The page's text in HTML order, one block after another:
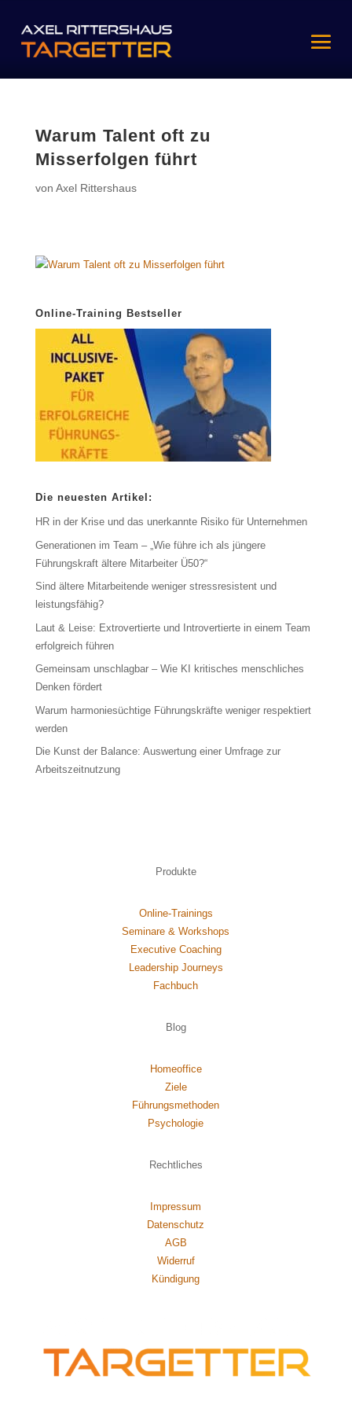
Warum Talent oft zu
Misserfolgen führt
von Axel Rittershaus
Online-Training Bestseller
Die neuesten Artikel:
HR in der Krise und das unerkannte Risiko für Unternehmen
Generationen im Team – „Wie führe ich als jüngere
Führungskraft ältere Mitarbeiter Ü50?“
Sind ältere Mitarbeitende weniger stressresistent und
leistungsfähig?
Laut & Leise: Extrovertierte und Introvertierte in einem Team
erfolgreich führen
Gemeinsam unschlagbar – Wie KI kritisches menschliches
Denken fördert
Warum harmoniesüchtige Führungskräfte weniger respektiert
werden
Die Kunst der Balance: Auswertung einer Umfrage zur
Arbeitszeitnutzung
Produkte
Online-Trainings
Seminare & Workshops
Executive Coaching
Leadership Journeys
Fachbuch
Blog
Homeoffice
Ziele
Führungsmethoden
Psychologie
Rechtliches
Impressum
Datenschutz
AGB
Widerruf
Kündigung